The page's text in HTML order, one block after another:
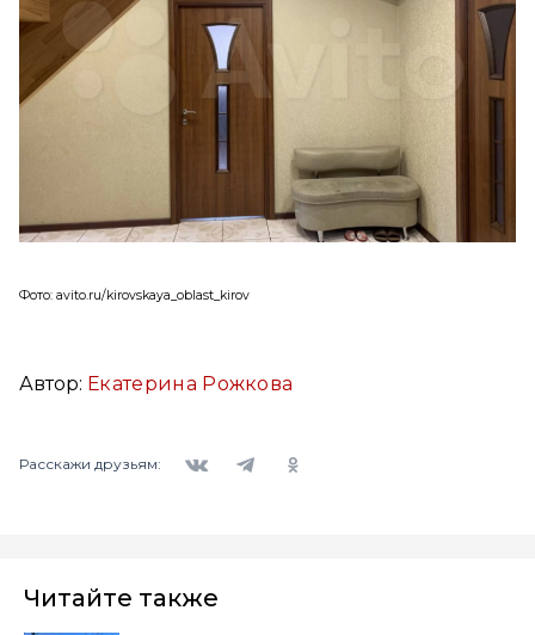
Фото: avito.ru/kirovskaya_oblast_kirov
Автор: Екатерина Рожкова
Расскажи друзьям:
Читайте также